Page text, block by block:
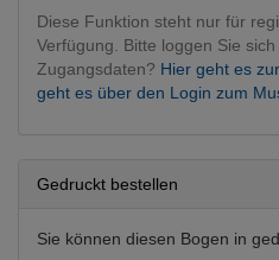
Diese Funktion steht nur für
Verfügung. Bitte loggen Sie
Zugangsdaten? Hier geht es
geht es über den Login zum
Gedruckt bestellen
Sie können diesen Bogen in